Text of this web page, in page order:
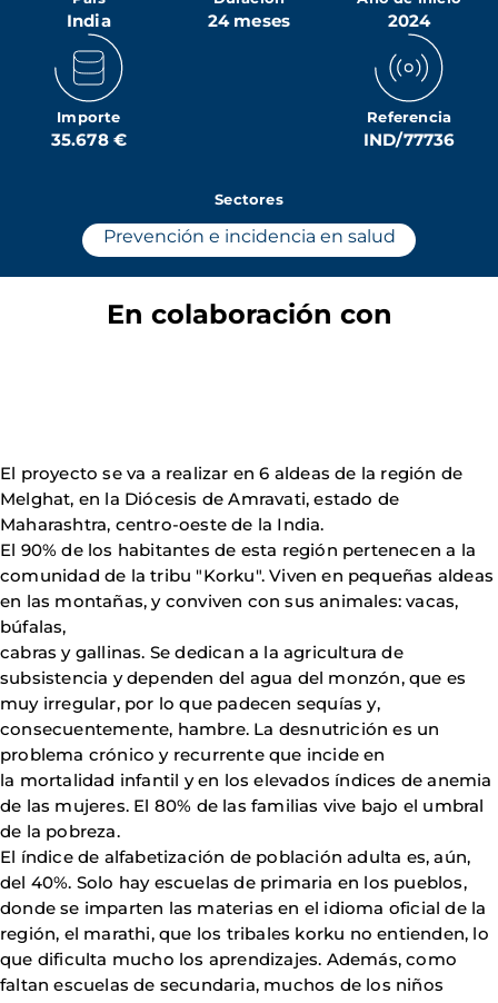
India 24 meses 2024
Importe
35.678 €
Referencia
IND/77736
Sectores
Prevención e incidencia en salud
En colaboración con
El proyecto se va a realizar en 6 aldeas de la región de
Melghat, en la Diócesis de Amravati, estado de
Maharashtra, centro-oeste de la India.
El 90% de los habitantes de esta región pertenecen a la
comunidad de la tribu "Korku". Viven en pequeñas aldeas
en las montañas, y conviven con sus animales: vacas,
búfalas,
cabras y gallinas. Se dedican a la agricultura de
subsistencia y dependen del agua del monzón, que es
muy irregular, por lo que padecen sequías y,
consecuentemente, hambre. La desnutrición es un
problema crónico y recurrente que incide en
la mortalidad infantil y en los elevados índices de anemia
de las mujeres. El 80% de las familias vive bajo el umbral
de la pobreza.
El índice de alfabetización de población adulta es, aún,
del 40%. Solo hay escuelas de primaria en los pueblos,
donde se imparten las materias en el idioma oficial de la
región, el marathi, que los tribales korku no entienden, lo
que dificulta mucho los aprendizajes. Además, como
faltan escuelas de secundaria, muchos de los niños